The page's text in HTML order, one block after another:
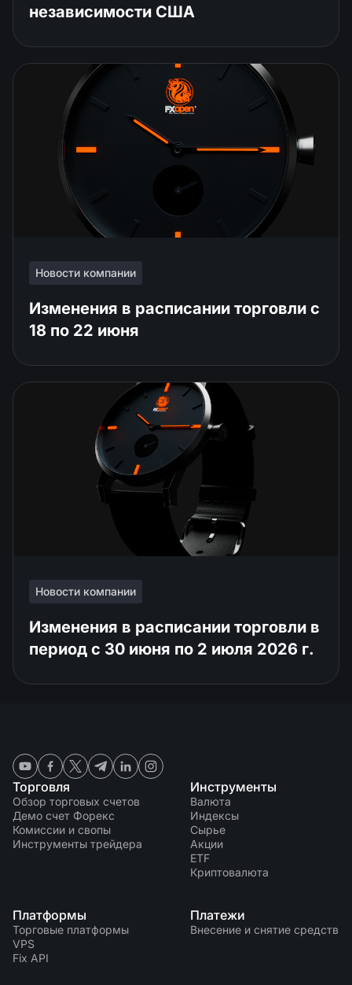
независимости США
Новости компании
Изменения в расписании торговли c
18 по 22 июня
Новости компании
Изменения в расписании торговли в
период с 30 июня по 2 июля 2026 г.
Торговля
Обзор торговых счетов
Демо счет Форекс
Комиссии и свопы
Инструменты трейдера
Инструменты
Валюта
Индексы
Сырье
Акции
ETF
Криптовалюта
Платформы
Торговые платформы
VPS
Fix API
Платежи
Внесение и снятие средств